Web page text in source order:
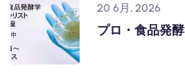
20 6月, 2026
プロ・食品発酵